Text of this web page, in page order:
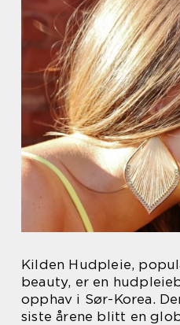
Kilden Hudpleie,
beauty, er en
opphav i Sør-Korea.
siste årene blitt en